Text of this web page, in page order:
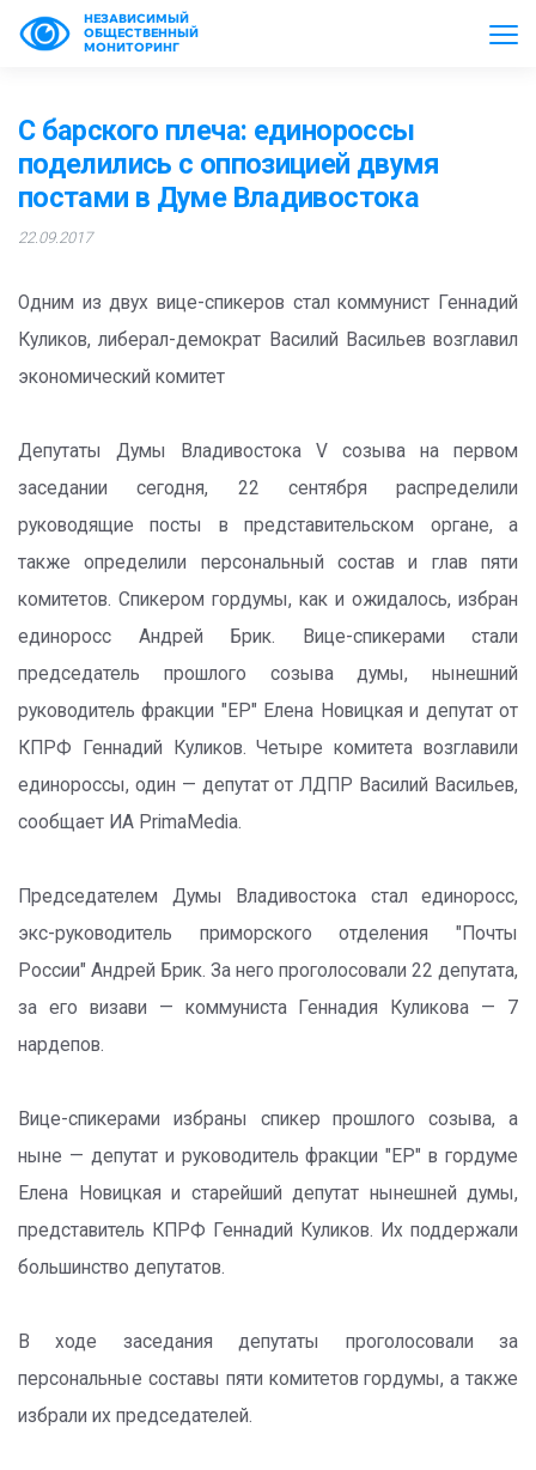
НЕЗАВИСИМЫЙ
ОБЩЕСТВЕННЫЙ
МОНИТОРИНГ
С барского плеча: единороссы
поделились с оппозицией двумя
постами в Думе Владивостока
22.09.2017
Одним из двух вице-спикеров стал коммунист Геннадий
Куликов, либерал-демократ Василий Васильев возглавил
экономический комитет
Депутаты Думы Владивостока V созыва на первом
заседании сегодня, 22 сентября распределили
руководящие посты в представительском органе, а
также определили персональный состав и глав пяти
комитетов. Спикером гордумы, как и ожидалось, избран
единоросс Андрей Брик. Вице-спикерами стали
председатель прошлого созыва думы, нынешний
руководитель фракции "ЕР" Елена Новицкая и депутат от
КПРФ Геннадий Куликов. Четыре комитета возглавили
единороссы, один — депутат от ЛДПР Василий Васильев,
сообщает ИА PrimaMedia.
Председателем Думы Владивостока стал единоросс,
экс-руководитель приморского отделения "Почты
России" Андрей Брик. За него проголосовали 22 депутата,
за его визави — коммуниста Геннадия Куликова — 7
нардепов.
Вице-спикерами избраны спикер прошлого созыва, а
ныне — депутат и руководитель фракции "ЕР" в гордуме
Елена Новицкая и старейший депутат нынешней думы,
представитель КПРФ Геннадий Куликов. Их поддержали
большинство депутатов.
В ходе заседания депутаты проголосовали за
персональные составы пяти комитетов гордумы, а также
избрали их председателей.